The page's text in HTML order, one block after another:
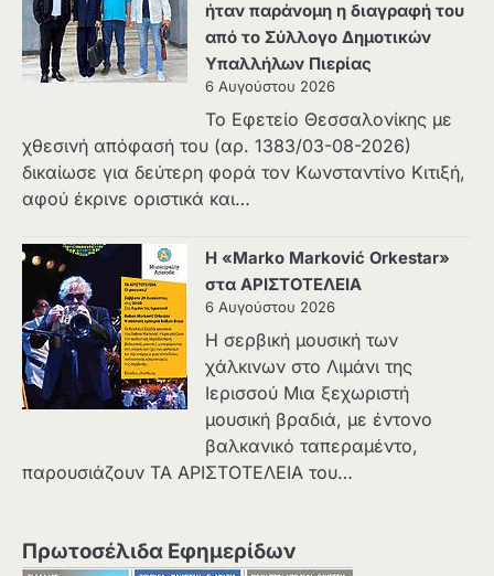
ήταν παράνομη η διαγραφή του
από το Σύλλογο Δημοτικών
Υπαλλήλων Πιερίας
6 Αυγούστου 2026
Το Εφετείο Θεσσαλονίκης με
χθεσινή απόφασή του (αρ. 1383/03-08-2026)
δικαίωσε για δεύτερη φορά τον Κωνσταντίνο Κιτιξή,
αφού έκρινε οριστικά και…
Η «Marko Marković Orkestar»
στα ΑΡΙΣΤΟΤΕΛΕΙΑ
6 Αυγούστου 2026
Η σερβική μουσική των
χάλκινων στο Λιμάνι της
Ιερισσού Μια ξεχωριστή
μουσική βραδιά, με έντονο
βαλκανικό ταπεραμέντο,
παρουσιάζουν ΤΑ ΑΡΙΣΤΟΤΕΛΕΙΑ του…
Πρωτοσέλιδα Εφημερίδων